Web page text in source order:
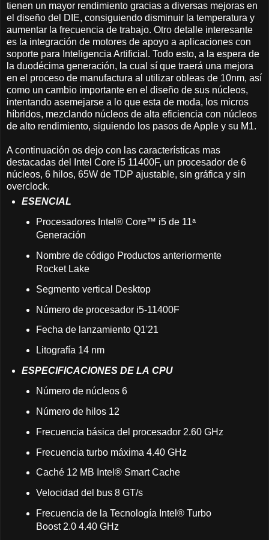
tienen un mayor rendimiento gracias a diversas mejoras en
el diseño del DIE, consiguiendo disminuir la temperatura y
aumentar la frecuencia de trabajo. Otro detalle interesante
es la integración de motores de apoyo a aplicaciones con
soporte para Inteligencia Artificial. Todo esto, a la espera de
la duodécima generación, la cual sí que traerá una mejora
en el proceso de manufactura al utilizar obleas de 10nm, así
como un cambio importante en el diseño de sus núcleos,
intentando asemejarse a lo que esta de moda, los micros
híbridos, mezclando núcleos de alta eficiencia con núcleos
de alto rendimiento, siguiendo los pasos de Apple y su M1.
A continuación os dejo con las características mas
destacadas del Intel Core i5 11400F, un procesador de 6
núcleos, 6 hilos, 65W de TDP ajustable, sin gráfica y sin
overclock.
ESENCIAL
Procesadores Intel® Core™ i5 de 11ᵃ
Generación
Nombre de código Productos anteriormente
Rocket Lake
Segmento vertical Desktop
Número de procesador i5-11400F
Fecha de lanzamiento Q1'21
Litografía 14 nm
ESPECIFICACIONES DE LA CPU
Número de núcleos 6
Número de hilos 12
Frecuencia básica del procesador 2.60 GHz
Frecuencia turbo máxima 4.40 GHz
Caché 12 MB Intel® Smart Cache
Velocidad del bus 8 GT/s
Frecuencia de la Tecnología Intel® Turbo
Boost 2.0 4.40 GHz